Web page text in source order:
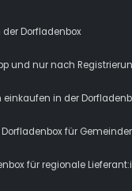
Dorfladenbox
und nur nach
einkaufen in der
Dorfladenbox für
für regionale